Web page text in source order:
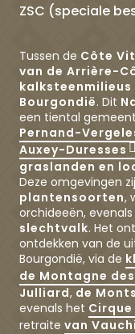
ZSC (speciale
Tussen de Côte
van de Arrière-
Bourgondië. Dit
een tiental
Pernand-
Auxey-Duresses
graslanden en
Deze omgevingen
plantensoorten,
orchideeën, evenals
slechtvalk. Het
ontdekken van de
Bourgondië, via de
de Montagne
Julliard, de
evenals het
retraite van